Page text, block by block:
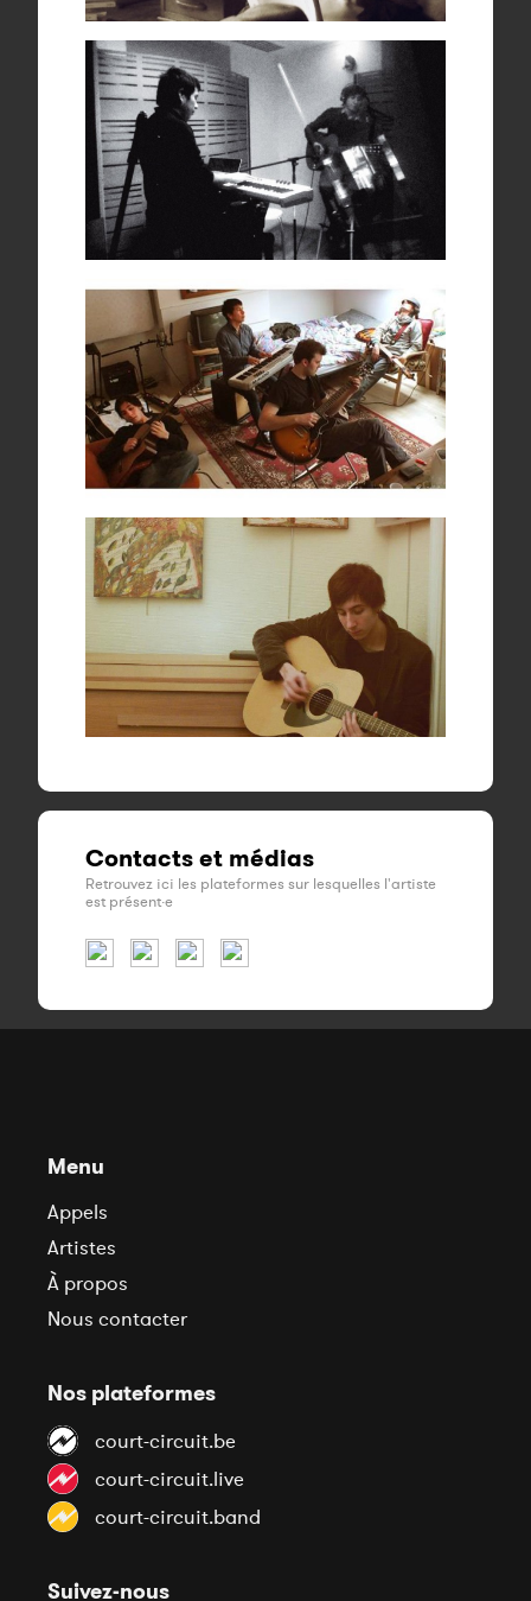
Contacts et médias
Retrouvez ici les plateformes sur lesquelles l'artiste
est présent·e
Menu
Appels
Artistes
À propos
Nous contacter
Nos plateformes
court-circuit.be
court-circuit.live
court-circuit.band
Suivez-nous